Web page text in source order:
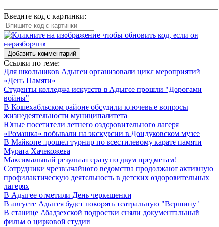
Введите код с картинки:
Добавить комментарий
Ссылки по теме:
Для школьников Адыгеи организовали цикл мероприятий
«День Памяти»
Студенты колледжа искусств в Адыгее прошли "Дорогами
войны"
В Кошехабльском районе обсудили ключевые вопросы
жизнедеятельности муниципалитета
Юные посетители летнего оздоровительного лагеря
«Ромашка» побывали на экскурсии в Дондуковском музее
В Майкопе прошел турнир по всестилевому карате памяти
Мурата Хачекожева
Максимальный результат сразу по двум предметам!
Сотрудники чрезвычайного ведомства продолжают активную
профилактическую деятельность в детских оздоровительных
лагерях
В Адыгее отметили День черкешенки
В августе Адыгея будет покорять театральную "Вершину"
В станице Абадзехской подростки сняли документальный
фильм о цирковой студии